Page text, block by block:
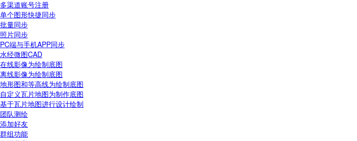
多渠道账号注册
单个图形快捷同步
批量同步
照片同步
PC端与手机APP同步
水经微图CAD
在线影像为绘制底图
离线影像为绘制底图
地形图和等高线为绘制底图
自定义瓦片地图为制作底图
基于瓦片地图进行设计绘制
团队测绘
添加好友
群组功能